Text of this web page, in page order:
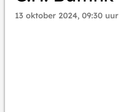
13 oktober 2024, 09:30 uur